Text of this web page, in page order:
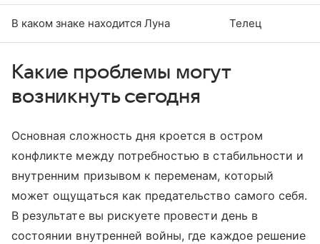
В каком знаке находится Луна Телец
Какие проблемы могут
возникнуть сегодня
Основная сложность дня кроется в остром
конфликте между потребностью в стабильности и
внутренним призывом к переменам, который
может ощущаться как предательство самого себя.
В результате вы рискуете провести день в
состоянии внутренней войны, где каждое решение